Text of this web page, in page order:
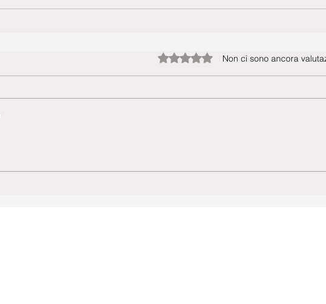
Valutazione 0 stelle su 5.Non ci sono ancora